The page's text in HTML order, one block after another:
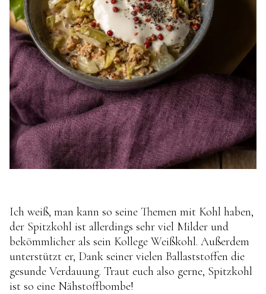
Ich weiß, man kann so seine Themen mit Kohl haben,
der Spitzkohl ist allerdings sehr viel Milder und
bekömmlicher als sein Kollege Weißkohl. Außerdem
unterstützt er, Dank seiner vielen Ballaststoffen die
gesunde Verdauung. Traut euch also gerne, Spitzkohl
ist so eine Nähstoffbombe!